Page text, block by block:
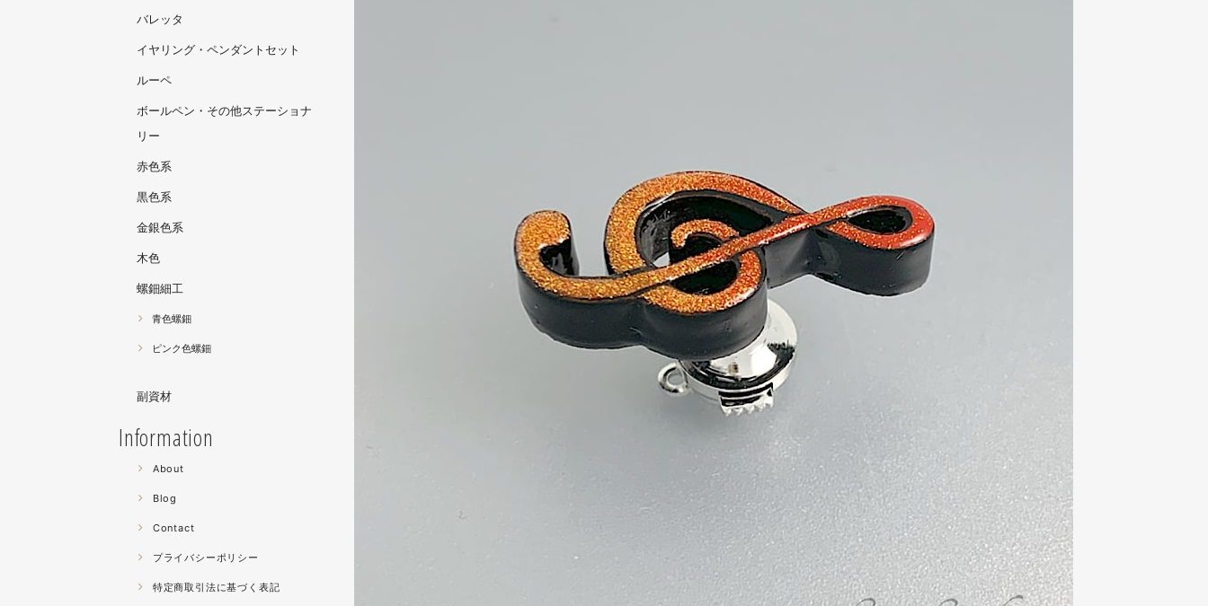
バレッタ
イヤリング・ペンダントセット
ルーペ
ボールペン・その他ステーショナ
リー
赤色系
黒色系
金銀色系
木色
螺鈿細工
青色螺鈿
ピンク色螺鈿
副資材
Information
About
Blog
Contact
プライバシーポリシー
特定商取引法に基づく表記